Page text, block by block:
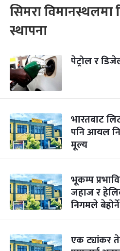
सिमरा विमानस्थलमा
स्थापना
पेट्रोल र
भारतबाट
पनि आयल
मूल्य
भूकम्प
जहाज र
निगमले बेहोर्ने
एक ट्यांकर